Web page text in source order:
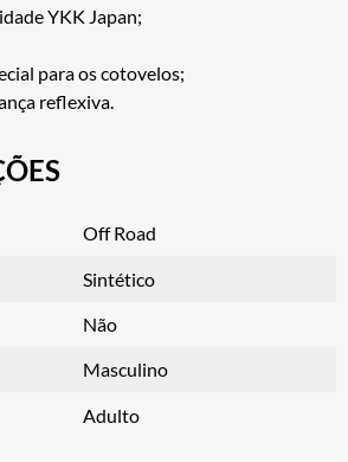
YKK Japan;
para os cotovelos;
reflexiva.
Off Road
Sintético
Não
Masculino
Adulto